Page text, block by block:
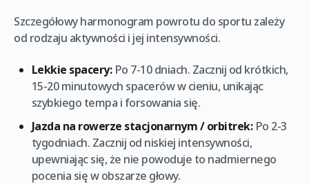
Szczegółowy harmonogram powrotu do sportu zależy
od rodzaju aktywności i jej intensywności.
Lekkie spacery:Po 7-10 dniach. Zacznij od krótkich,
15-20 minutowych spacerów w cieniu, unikając
szybkiego tempa i forsowania się.
Jazda na rowerze stacjonarnym / orbitrek:Po 2-3
tygodniach. Zacznij od niskiej intensywności,
upewniając się, że nie powoduje to nadmiernego
pocenia się w obszarze głowy.